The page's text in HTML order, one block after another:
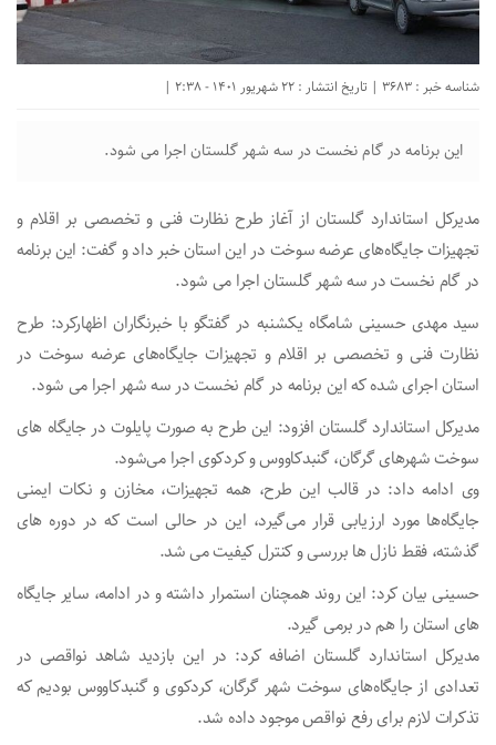
شناسه خبر : 3683 | تاریخ انتشار : 22 شهریور 1401 - 2:38 |
این برنامه در گام نخست در سه شهر گلستان اجرا می شود.
مدیرکل استاندارد گلستان از آغاز طرح نظارت فنی و تخصصی بر اقلام و
تجهیزات جایگاه‌های عرضه سوخت در این استان خبر داد و گفت: این برنامه
در گام نخست در سه شهر گلستان اجرا می شود.
سید مهدی حسینی شامگاه یکشنبه در گفتگو با خبرنگاران اظهارکرد: طرح
نظارت فنی و تخصصی بر اقلام و تجهیزات جایگاه‌های عرضه سوخت در
استان اجرای شده که این برنامه در گام نخست در سه شهر اجرا می شود.
مدیرکل استاندارد گلستان افزود: این طرح به صورت پایلوت در جایگاه های
سوخت شهرهای گرگان، گنبدکاووس و کردکوی اجرا می‌شود.
وی ادامه داد: در قالب این طرح، همه تجهیزات، مخازن و نکات ایمنی
جایگاه‌ها مورد ارزیابی قرار می‌گیرد، این در حالی است که در دوره های
گذشته، فقط نازل ها بررسی و کنترل کیفیت می شد.
حسینی بیان کرد: این روند همچنان استمرار داشته و در ادامه، سایر جایگاه
های استان را هم در برمی گیرد.
مدیرکل استاندارد گلستان اضافه کرد: در این بازدید شاهد نواقصی در
تعدادی از جایگاه‌های سوخت شهر گرگان، کردکوی و گنبدکاووس بودیم که
تذکرات لازم برای رفع نواقص موجود داده شد.